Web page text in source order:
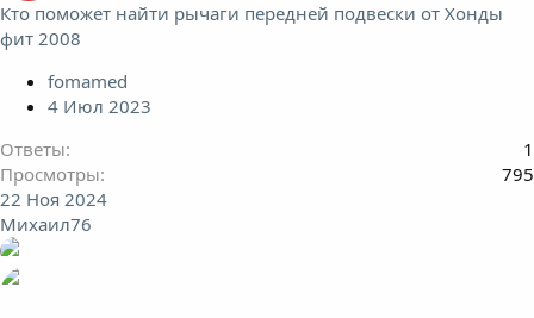
Кто поможет найти рычаги передней подвески от Хонды
фит 2008
fomamed
4 Июл 2023
Ответы
1
Просмотры
795
22 Ноя 2024
Михаил76